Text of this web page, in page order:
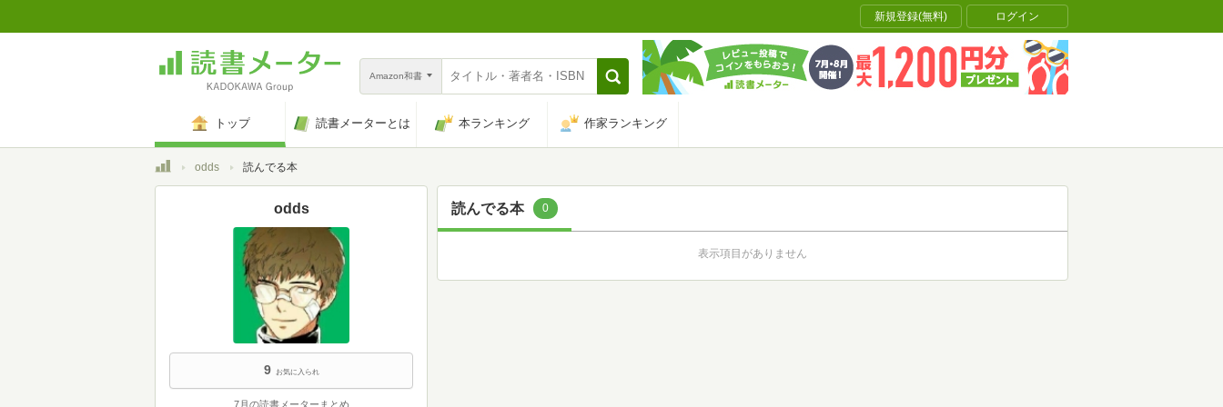
新規登録(無料) ログイン
Amazon和書
トップ 読書メーターとは 本ランキング 作家ランキング
トップodds 読んでる本
読んでる本 0
表示項目がありません
odds
9 お気に入られ
7月の読書メーターまとめ